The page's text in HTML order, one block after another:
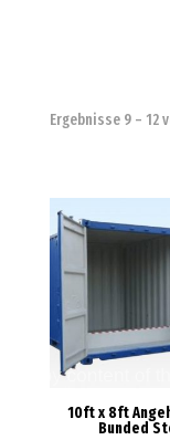
Ergebnisse 9 – 12
10ft x 8ft
Bunded